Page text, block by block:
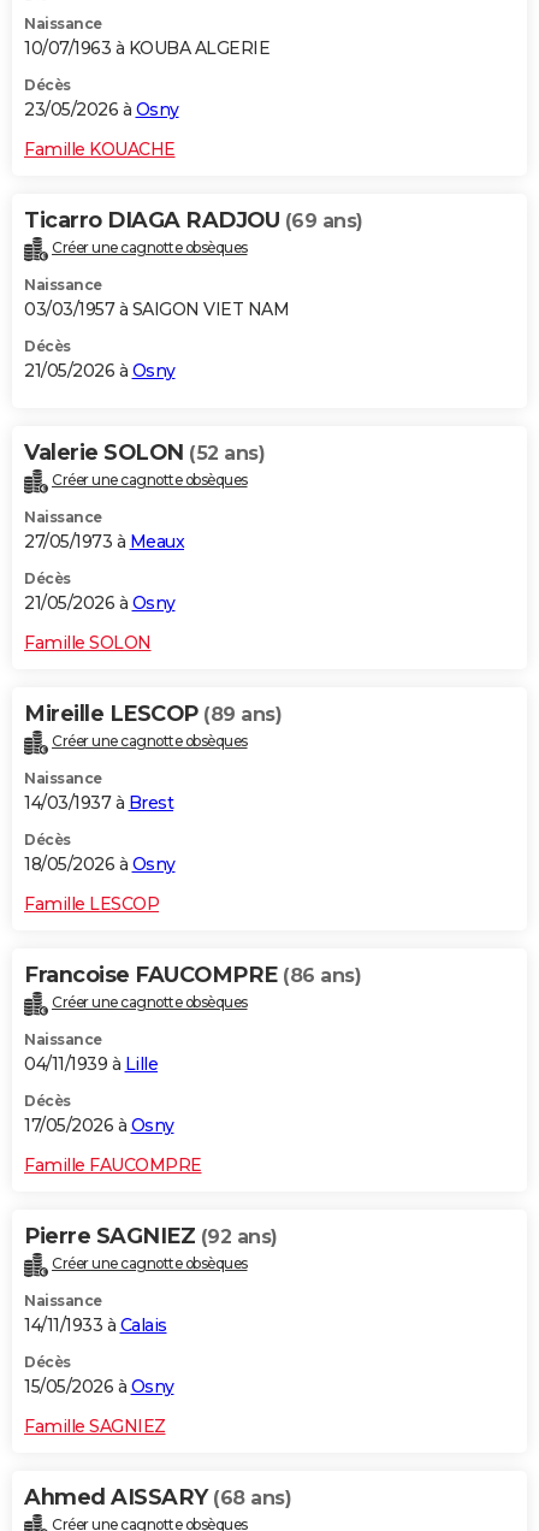
Naissance
10/07/1963 à KOUBA ALGERIE
Décès
23/05/2026 à Osny
Famille KOUACHE
Ticarro DIAGA RADJOU (69 ans)
Créer une cagnotte obsèques
Naissance
03/03/1957 à SAIGON VIET NAM
Décès
21/05/2026 à Osny
Valerie SOLON (52 ans)
Créer une cagnotte obsèques
Naissance
27/05/1973 à Meaux
Décès
21/05/2026 à Osny
Famille SOLON
Mireille LESCOP (89 ans)
Créer une cagnotte obsèques
Naissance
14/03/1937 à Brest
Décès
18/05/2026 à Osny
Famille LESCOP
Francoise FAUCOMPRE (86 ans)
Créer une cagnotte obsèques
Naissance
04/11/1939 à Lille
Décès
17/05/2026 à Osny
Famille FAUCOMPRE
Pierre SAGNIEZ (92 ans)
Créer une cagnotte obsèques
Naissance
14/11/1933 à Calais
Décès
15/05/2026 à Osny
Famille SAGNIEZ
Ahmed AISSARY (68 ans)
Créer une cagnotte obsèques